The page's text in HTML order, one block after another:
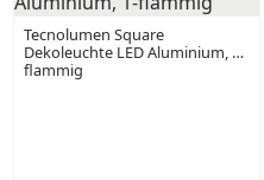
Tecnolumen Square
Dekoleuchte LED Aluminium, 1-
flammig